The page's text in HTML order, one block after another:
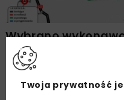
Wybrano
Zdunowo
Twoja prywatność